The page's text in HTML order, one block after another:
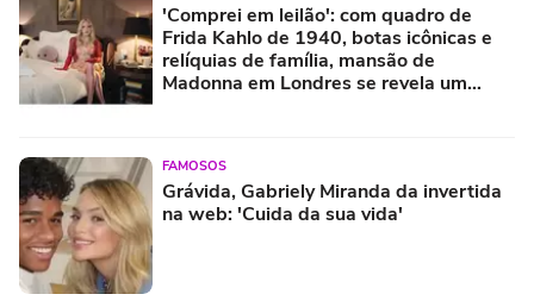
'Comprei em leilão': com quadro de
Frida Kahlo de 1940, botas icônicas e
relíquias de família, mansão de
Madonna em Londres se revela um
FAMOSOS
Grávida, Gabriely Miranda da invertida
na web: 'Cuida da sua vida'